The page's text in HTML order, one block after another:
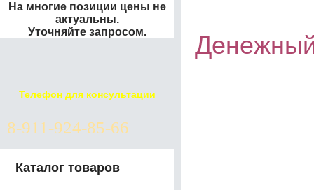
На многие позиции цены не
актуальны.
Уточняйте запросом.
Телефон для консультации
8-911-924-85-66
Каталог товаров